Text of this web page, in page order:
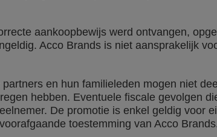
aankoopbewijs werd ontvangen,
Acco Brands is niet aansprakelijk
en hun familieleden mogen niet
hebben. Eventuele fiscale gevolgen
De promotie is enkel geldig voor
toestemming van Acco